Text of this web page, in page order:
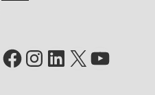
Facebook
Instagram
LinkedIn
X